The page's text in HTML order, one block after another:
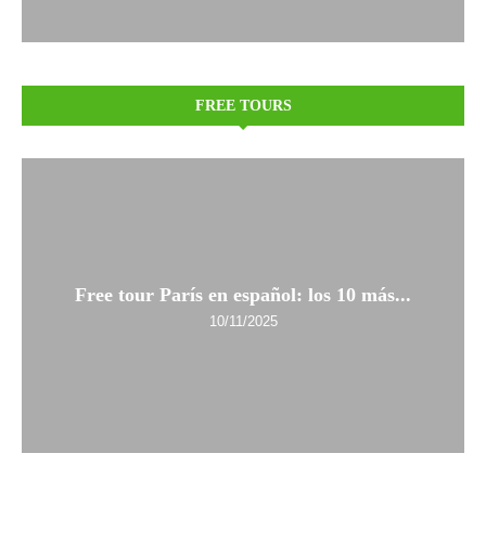
FREE TOURS
Free tour París en español: los 10 más...
10/11/2025